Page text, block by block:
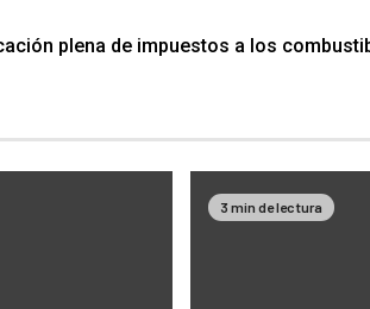
plena de impuestos a los
3 min de lectura